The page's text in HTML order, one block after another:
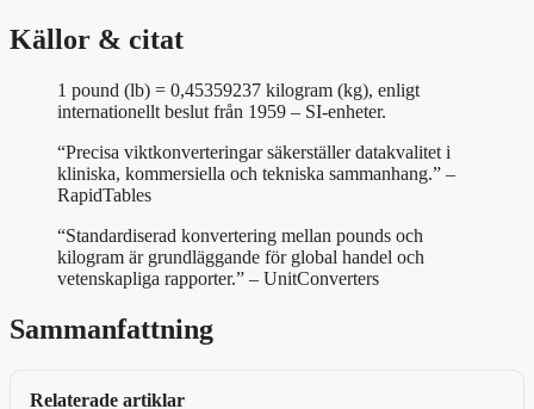
Källor & citat
1 pound (lb) = 0,45359237 kilogram (kg), enligt
internationellt beslut från 1959 – SI-enheter.
“Precisa viktkonverteringar säkerställer datakvalitet i
kliniska, kommersiella och tekniska sammanhang.” –
RapidTables
“Standardiserad konvertering mellan pounds och
kilogram är grundläggande för global handel och
vetenskapliga rapporter.” – UnitConverters
Sammanfattning
Relaterade artiklar